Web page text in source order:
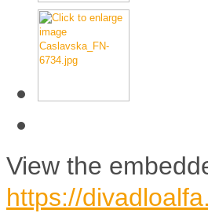
View the
https://